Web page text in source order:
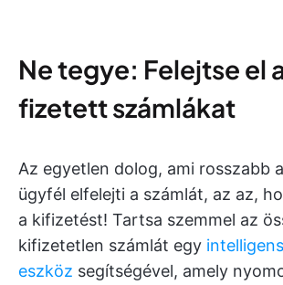
Ne tegye: Felejtse el
fizetett számlákat
Az egyetlen dolog, ami rosszabb
ügyfél elfelejti a számlát, az az,
a kifizetést! Tartsa szemmel az
kifizetetlen számlát egy
eszköz segítségével, amely